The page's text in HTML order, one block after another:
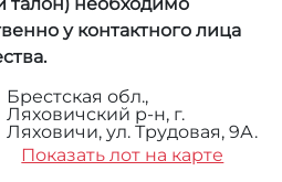
у контактного лица
Брестская обл.,
Ляховичский р-н, г.
Ляховичи, ул. Трудовая, 9А.
Показать лот на карте